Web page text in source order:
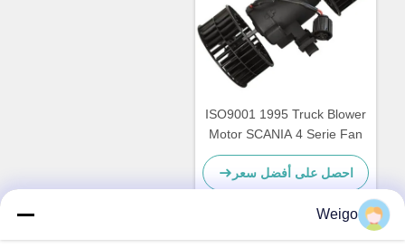
ISO9001 1995 Truck Blower
Motor SCANIA 4 Serie Fan
Motor OEM 0130111184
احصل على أفضل سعر
Weigo